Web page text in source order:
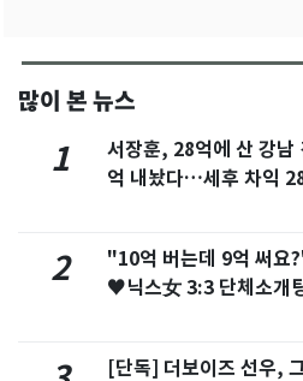
많이 본 뉴스
1
서장훈, 28억에 산 강남
억 내놨다…세후 차익
2
"10억 버는데 9억 써
♥닉스女 3:3 단체소개
[단독] 더보이즈 선우,